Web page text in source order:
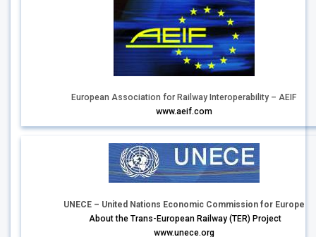
European Association for Railway Interoperability – AEIF
www.aeif.com
UNECE – United Nations Economic Commission for Europe
About the Trans-European Railway (TER) Project
www.unece.org